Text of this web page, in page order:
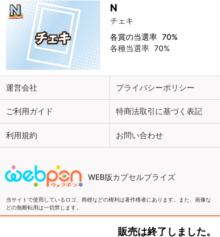
N
チェキ
各賞の当選率 70%
各種当選率 70%
販売は終了しました。
運営会社 プライバシーポリシー
ご利用ガイド 特商法取引に基づく表記
利用規約 お問い合わせ
WEB版カプセルプライズ
当サイトで使用しているロゴ、商標などの権利は著作権者にあります。また、画像な
どの無断転用は一切禁じます。
Copyright ©2016 ウェブポン and ZEN Co., LTD. All Rights Reserved.